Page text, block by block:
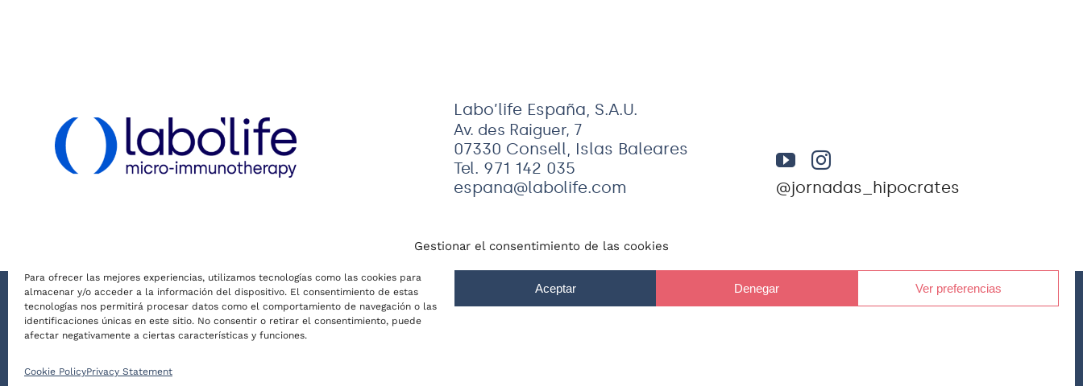
Gestionar el consentimiento de las cookies
Para ofrecer las mejores experiencias, utilizamos tecnologías como las cookies para
almacenar y/o acceder a la información del dispositivo. El consentimiento de estas
tecnologías nos permitirá procesar datos como el comportamiento de navegación o las
identificaciones únicas en este sitio. No consentir o retirar el consentimiento, puede
afectar negativamente a ciertas características y funciones.
Aceptar Denegar Ver preferencias
Cookie PolicyPrivacy Statement
Labo’life España, S.A.U.
Av. des Raiguer, 7
07330 Consell, Islas Baleares
Tel. 971 142 035
espana@labolife.com
@jornadas_hipocrates
© Conversaciones con Hipócrates 2026 |Condiciones de uso–
A07324320. Teléfono: 971 142 035. Correo electrónico: